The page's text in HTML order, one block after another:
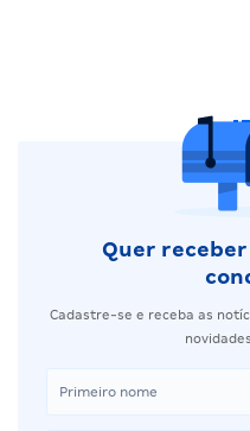
Quer
Cadastre-se e receba as